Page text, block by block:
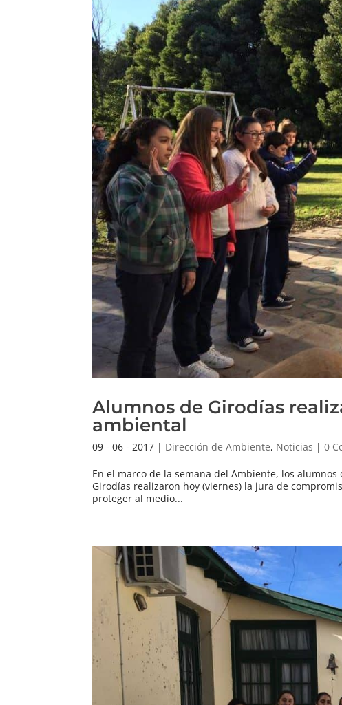
Alumnos de Girodías
ambiental
09 - 06 - 2017 | Dirección de Ambiente, Noticias |0
En el marco de la semana del Ambiente, los
Girodías realizaron hoy (viernes) la jura de
proteger al medio...